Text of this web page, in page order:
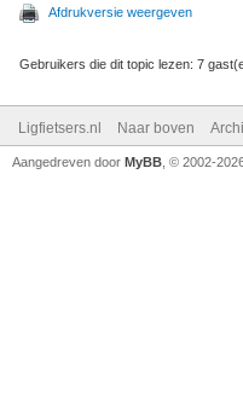
Afdrukversie weergeven
Gebruikers die dit topic lezen: 7
Ligfietsers.nl Naar boven
Aangedreven door MyBB , © 2002-